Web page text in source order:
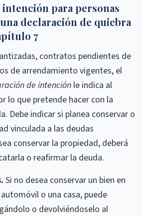
para personas
declaración de quiebra
7
contratos pendientes de
de arrendamiento vigentes, el
de intenciónle indica al
lo que pretende hacer con la
Debe indicar si planea conservar o
vinculada a las deudas
conservar la propiedad, deberá
o reafirmar la deuda.
Si no desea conservar un bien en
o una casa, puede
o devolviéndoselo al